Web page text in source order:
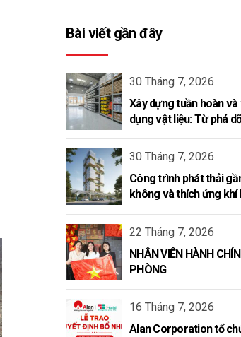
Bài viết gần đây
30 Tháng 7, 2026
Xây dựng tuần hoàn và
dụng vật liệu: Từ phá
30 Tháng 7, 2026
Công trình phát thải
không và thích ứng khí
năm 2026
22 Tháng 7, 2026
NHÂN VIÊN HÀNH
PHÒNG
16 Tháng 7, 2026
Alan Corporation tổ